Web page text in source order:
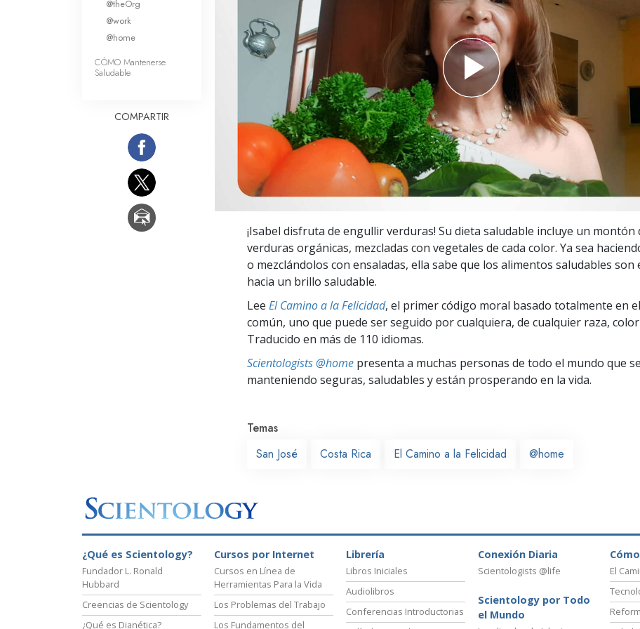
Amor y Odio: ¿Qué es Grandeza?
¡Isabel disfruta de engullir verduras! Su dieta saludable incluye un montón
verduras orgánicas, mezcladas con vegetales de cada color. Ya sea
o mezclándolos con ensaladas, ella sabe que los alimentos saludables son
hacia un brillo saludable.
Lee El Camino a la Felicidad, el primer código moral basado totalmente en
común, uno que puede ser seguido por cualquiera, de cualquier raza,
Traducido en más de 110 idiomas.
Scientologists @home presenta a muchas personas de todo el mundo que
manteniendo seguras, saludables y están prosperando en la vida.
Temas
San José
Costa Rica El Camino a la Felicidad @home
@theOrg
@work
@home
CÓMO Mantenerse
Saludable
COMPARTIR
¿Qué es Scientology?
Fundador L. Ronald
Hubbard
Creencias de Scientology
¿Qué es Dianética?
Cursos por Internet
Cursos en Línea de
Herramientas Para la Vida
Los Problemas del Trabajo
Los Fundamentos del
Librería
Libros Iniciales
Audiolibros
Conferencias Introductorias
Conexión Diaria
Scientologists @life
Scientology por Todo
el Mundo
El